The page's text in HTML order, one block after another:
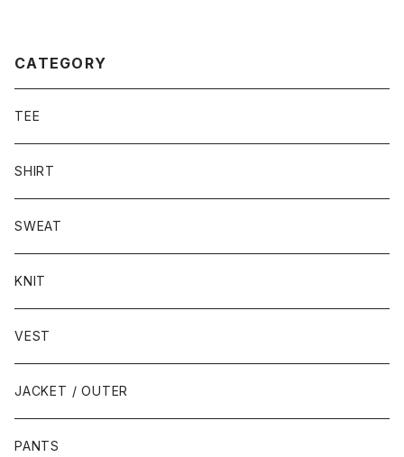
CATEGORY
TEE
SHIRT
SWEAT
KNIT
VEST
JACKET / OUTER
PANTS